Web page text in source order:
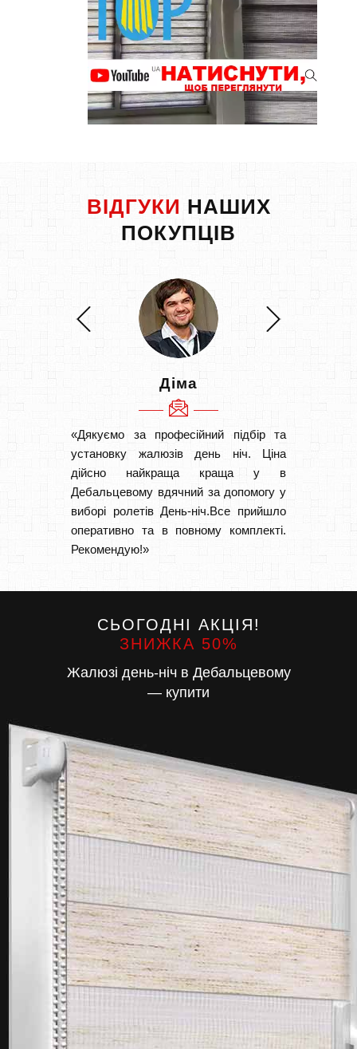
ВІДГУКИ НАШИХ
ПОКУПЦІВ
Діма
«Дякуємо за професійний підбір та
установку жалюзів день ніч. Ціна
дійсно найкраща краща у в
Дебальцевому вдячний за допомогу у
виборі ролетів День-ніч.Все прийшло
оперативно та в повному комплекті.
Рекомендую!»
СЬОГОДНІ АКЦІЯ!
ЗНИЖКА 50%
Жалюзі день-ніч в Дебальцевому
— купити